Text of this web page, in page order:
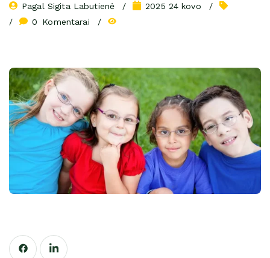
Pagal Sigita Labutienė
2025 24 kovo
0
Komentarai